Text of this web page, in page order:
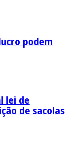
podem
lei de
de sacolas